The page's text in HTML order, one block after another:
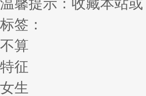
标签：
不算
特征
女生